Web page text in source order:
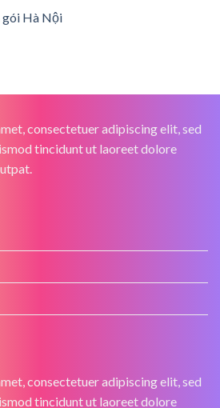
gói Hà Nội
consectetuer adipiscing elit, sed
tincidunt ut laoreet dolore
consectetuer adipiscing elit, sed
tincidunt ut laoreet dolore